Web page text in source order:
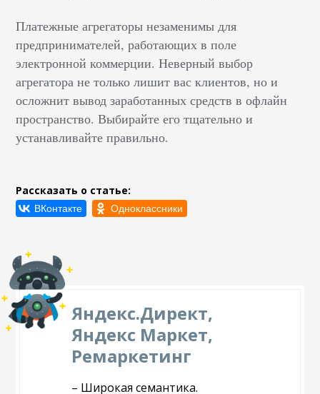
Платежные агрегаторы незаменимы для
предпринимателей, работающих в поле
электронной коммерции. Неверный выбор
агрегатора не только лишит вас клиентов, но и
осложнит вывод заработанных средств в офлайн
пространство. Выбирайте его тщательно и
устанавливайте правильно.
Рассказать о статье:
Яндекс.Директ,
Яндекс Маркет,
Ремаркетинг
– Широкая семантика.